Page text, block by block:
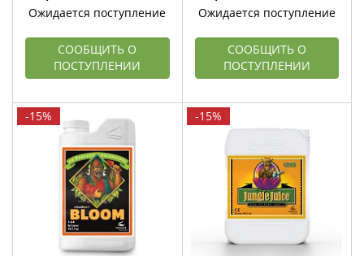
Ожидается поступление
СООБЩИТЬ О
ПОСТУПЛЕНИИ
Ожидается поступление
СООБЩИТЬ О
ПОСТУПЛЕНИИ
-15% -15%